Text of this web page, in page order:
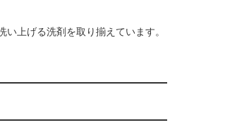
上げる洗剤を取り揃えています。